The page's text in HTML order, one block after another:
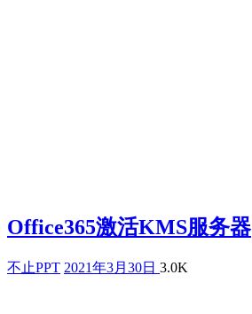
Office365激活KMS服务器
不止PPT 2021年3月30日 3.0K